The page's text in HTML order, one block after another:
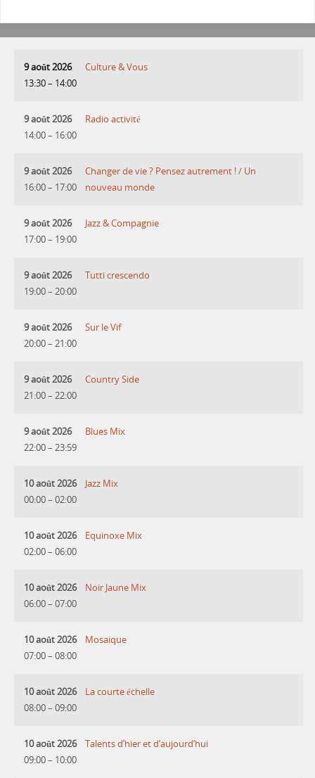
9 août 2026
13:30– 14:00
Culture & Vous
9 août 2026
14:00– 16:00
Radio activité
9 août 2026
16:00– 17:00
Changer de vie ? Pensez autrement ! / Un
nouveau monde
9 août 2026
17:00– 19:00
Jazz & Compagnie
9 août 2026
19:00– 20:00
Tutti crescendo
9 août 2026
20:00– 21:00
Sur le Vif
9 août 2026
21:00– 22:00
Country Side
9 août 2026
22:00– 23:59
Blues Mix
10 août 2026
00:00– 02:00
Jazz Mix
10 août 2026
02:00– 06:00
Equinoxe Mix
10 août 2026
06:00– 07:00
Noir Jaune Mix
10 août 2026
07:00– 08:00
Mosaique
10 août 2026
08:00– 09:00
La courte échelle
10 août 2026
09:00– 10:00
Talents d’hier et d’aujourd’hui